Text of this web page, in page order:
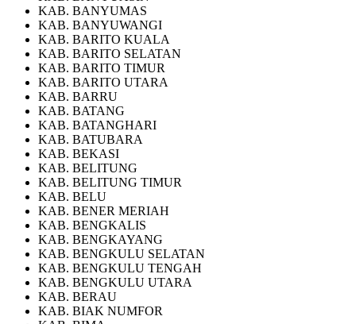
KAB. BANYUMAS
KAB. BANYUWANGI
KAB. BARITO KUALA
KAB. BARITO SELATAN
KAB. BARITO TIMUR
KAB. BARITO UTARA
KAB. BARRU
KAB. BATANG
KAB. BATANGHARI
KAB. BATUBARA
KAB. BEKASI
KAB. BELITUNG
KAB. BELITUNG TIMUR
KAB. BELU
KAB. BENER MERIAH
KAB. BENGKALIS
KAB. BENGKAYANG
KAB. BENGKULU SELATAN
KAB. BENGKULU TENGAH
KAB. BENGKULU UTARA
KAB. BERAU
KAB. BIAK NUMFOR